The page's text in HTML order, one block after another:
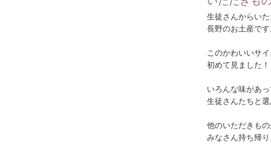
生徒さんからい
長野のお土産で
このかわいいサ
初めて見ました！
いろんな味があ
生徒さんたちと
他のいただきも
みなさん持ち帰